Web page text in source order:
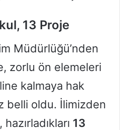
13 Proje
Müdürlüğü’nden
zorlu ön elemeleri
kalmaya hak
belli oldu. İlimizden
, hazırladıkları 13